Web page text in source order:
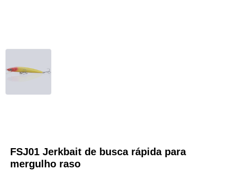
FSJ01 Jerkbait de busca rápida para
mergulho raso